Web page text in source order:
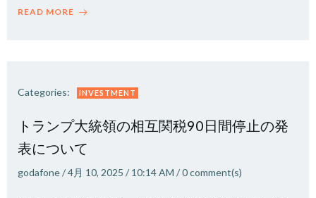
READ MORE
Categories: INVESTMENT
トランプ大統領の相互関税90日間停止の発
表について
godafone/4月 10, 2025 / 10:14 AM /0comment(s)